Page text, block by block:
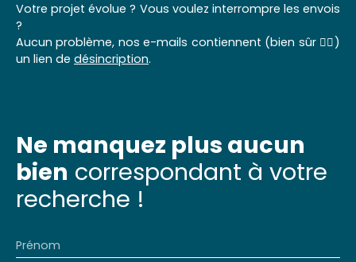
Votre projet évolue ? Vous voulez interrompre les envois
?
Aucun problème, nos e-mails contiennent (bien sûr 👌🏼)
un lien de désincription.
Ne manquez plus aucun
bien correspondant à votre
recherche !
Prénom